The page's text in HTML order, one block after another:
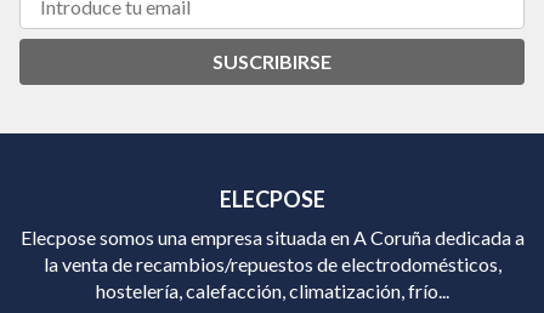
SUSCRIBIRSE
ELECPOSE
Elecpose somos una empresa situada en A Coruña dedicada a
la venta de recambios/repuestos de electrodomésticos,
hostelería, calefacción, climatización, frío...